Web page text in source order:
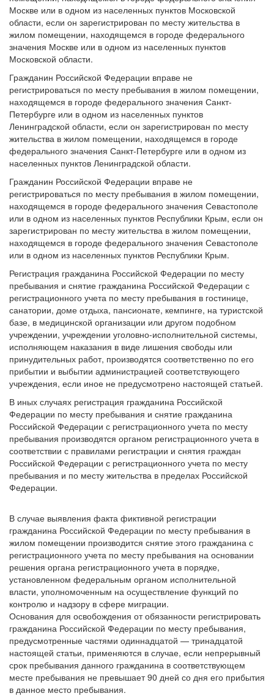
Москве или в одном из населенных пунктов Московской
области, если он зарегистрирован по месту жительства в
жилом помещении, находящемся в городе федерального
значения Москве или в одном из населенных пунктов
Московской области.
Гражданин Российской Федерации вправе не
регистрироваться по месту пребывания в жилом помещении,
находящемся в городе федерального значения Санкт-
Петербурге или в одном из населенных пунктов
Ленинградской области, если он зарегистрирован по месту
жительства в жилом помещении, находящемся в городе
федерального значения Санкт-Петербурге или в одном из
населенных пунктов Ленинградской области.
Гражданин Российской Федерации вправе не
регистрироваться по месту пребывания в жилом помещении,
находящемся в городе федерального значения Севастополе
или в одном из населенных пунктов Республики Крым, если он
зарегистрирован по месту жительства в жилом помещении,
находящемся в городе федерального значения Севастополе
или в одном из населенных пунктов Республики Крым.
Регистрация гражданина Российской Федерации по месту
пребывания и снятие гражданина Российской Федерации с
регистрационного учета по месту пребывания в гостинице,
санатории, доме отдыха, пансионате, кемпинге, на туристской
базе, в медицинской организации или другом подобном
учреждении, учреждении уголовно-исполнительной системы,
исполняющем наказания в виде лишения свободы или
принудительных работ, производятся соответственно по его
прибытии и выбытии администрацией соответствующего
учреждения, если иное не предусмотрено настоящей статьей.
В иных случаях регистрация гражданина Российской
Федерации по месту пребывания и снятие гражданина
Российской Федерации с регистрационного учета по месту
пребывания производятся органом регистрационного учета в
соответствии с правилами регистрации и снятия граждан
Российской Федерации с регистрационного учета по месту
пребывания и по месту жительства в пределах Российской
Федерации.
В случае выявления факта фиктивной регистрации
гражданина Российской Федерации по месту пребывания в
жилом помещении производится снятие этого гражданина с
регистрационного учета по месту пребывания на основании
решения органа регистрационного учета в порядке,
установленном федеральным органом исполнительной
власти, уполномоченным на осуществление функций по
контролю и надзору в сфере миграции.
Основания для освобождения от обязанности регистрировать
гражданина Российской Федерации по месту пребывания,
предусмотренные частями одиннадцатой — тринадцатой
настоящей статьи, применяются в случае, если непрерывный
срок пребывания данного гражданина в соответствующем
месте пребывания не превышает 90 дней со дня его прибытия
в данное место пребывания.